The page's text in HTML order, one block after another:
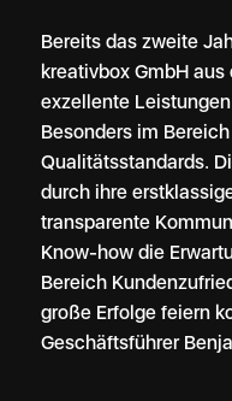
Bereits das zweite
kreativbox GmbH
exzellente
Besonders im
Qualitätsstandards.
durch ihre
transparente
Know-how die
Bereich
große Erfolge feiern
Geschäftsführer